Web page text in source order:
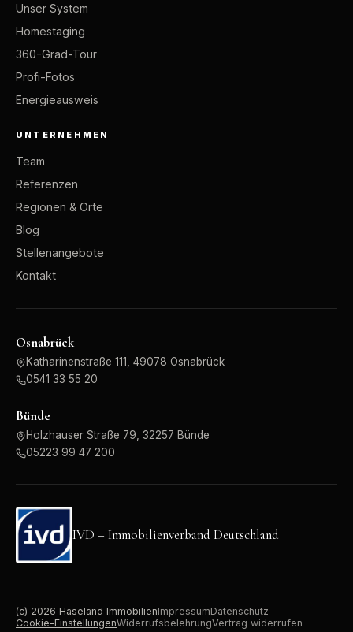
Unser System
Homestaging
360-Grad-Tour
Profi-Fotos
Energieausweis
UNTERNEHMEN
Team
Referenzen
Regionen & Orte
Blog
Stellenangebote
Kontakt
Osnabrück
Katharinenstraße 111, 49078 Osnabrück
0541 33 55 20
Bünde
Holzhauser Straße 79, 32257 Bünde
05223 99 47 200
IVD – Immobilienverband Deutschland
(c) 2026 Haseland ImmobilienImpressumDatenschutz
Cookie-EinstellungenWiderrufsbelehrungVertrag widerrufen